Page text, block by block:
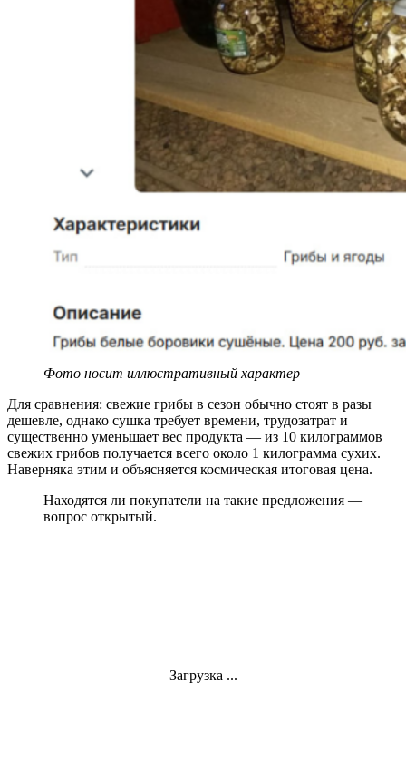
Фото носит иллюстративный характер
Для сравнения: свежие грибы в сезон обычно стоят в разы
дешевле, однако сушка требует времени, трудозатрат и
существенно уменьшает вес продукта — из 10 килограммов
свежих грибов получается всего около 1 килограмма сухих.
Наверняка этим и объясняется космическая итоговая цена.
Находятся ли покупатели на такие предложения —
вопрос открытый.
Загрузка ...